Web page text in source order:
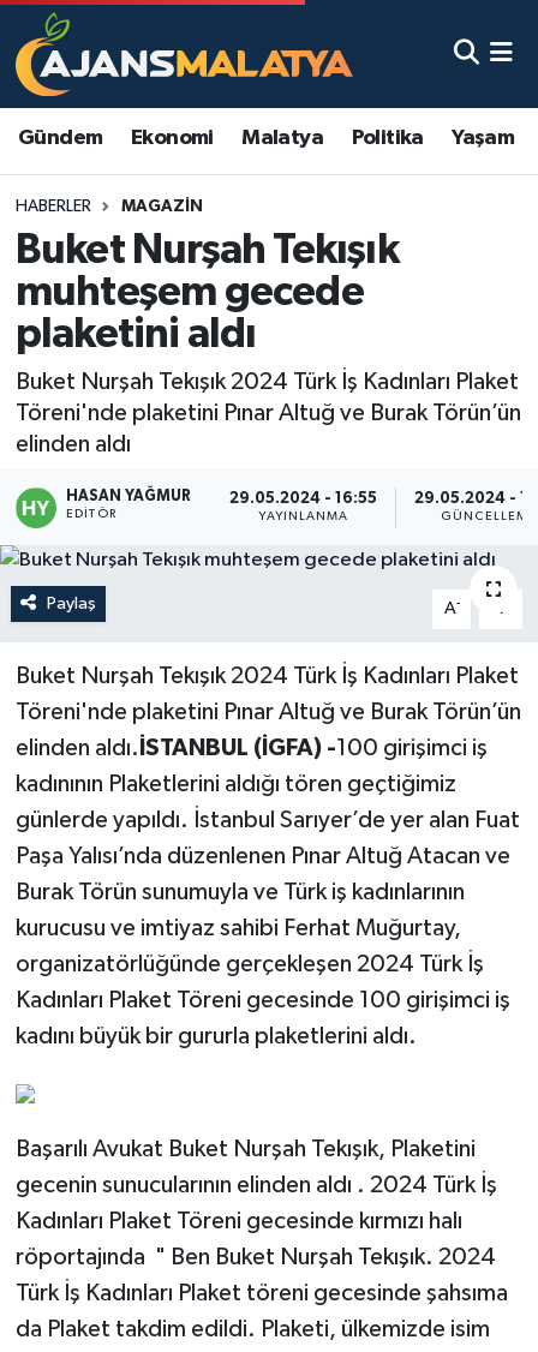
Gündem Ekonomi Malatya Politika Yaşam
HABERLER MAGAZIN
Buket Nurşah Tekışık
muhteşem gecede
plaketini aldı
Buket Nurşah Tekışık 2024 Türk İş Kadınları Plaket
Töreni'nde plaketini Pınar Altuğ ve Burak Törün’ün
elinden aldı
HASAN YAĞMUR
EDITÖR
29.05.2024 - 16:55
YAYINLANMA
29.05.2024 -
GÜNCELLEME
Paylaş A- A
Buket Nurşah Tekışık 2024 Türk İş Kadınları Plaket
Töreni'nde plaketini Pınar Altuğ ve Burak Törün’ün
elinden aldı. İSTANBUL (İGFA) -100 girişimci iş
kadınının Plaketlerini aldığı tören geçtiğimiz
günlerde yapıldı. İstanbul Sarıyer’de yer alan Fuat
Paşa Yalısı’nda düzenlenen Pınar Altuğ Atacan ve
Burak Törün sunumuyla ve Türk iş kadınlarının
kurucusu ve imtiyaz sahibi Ferhat Muğurtay,
organizatörlüğünde gerçekleşen 2024 Türk İş
Kadınları Plaket Töreni gecesinde 100 girişimci iş
kadını büyük bir gururla plaketlerini aldı.
Başarılı Avukat Buket Nurşah Tekışık, Plaketini
gecenin sunucularının elinden aldı . 2024 Türk İş
Kadınları Plaket Töreni gecesinde kırmızı halı
röportajında " Ben Buket Nurşah Tekışık. 2024
Türk İş Kadınları Plaket töreni gecesinde şahsıma
da Plaket takdim edildi. Plaketi, ülkemizde isim
Asayiş
Eğitim
Ekonomi
Gündem
Kadın
Kültür & Sanat
Magazin
Spor
Yaşam
Malatya Nöbetçi Eczaneler
Malatya Namaz Vakitleri
Malatya Trafik Yoğunluk Haritası
TFF 3.Lig 2.Grup Puan Durumu ve Fikstür
Tüm Manşetler
Son Dakika Haberleri
Haber Arşivi